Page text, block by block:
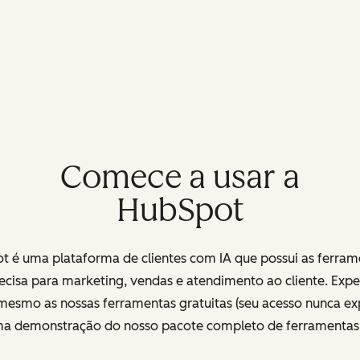
Comece a usar a
HubSpot
é uma plataforma de clientes com IA que possui as
para marketing, vendas e atendimento ao cliente.
as nossas ferramentas gratuitas (seu acesso nunca
demonstração do nosso pacote completo de